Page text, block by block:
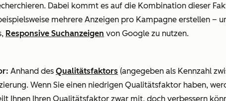
Dabei kommt es auf die Kombination dieser
mehrere Anzeigen pro Kampagne erstellen –
Responsive Suchanzeigen von Google zu nutzen.
Anhand des Qualitätsfaktors (angegeben als Kennzahl
Wenn Sie einen niedrigen Qualitätsfaktor haben,
Ihnen Ihren Qualitätsfaktor zwar mit, doch verbessern